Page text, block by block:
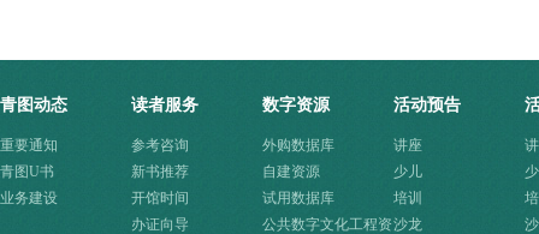
青图动态
重要通知
青图U书
业务建设
读者服务
参考咨询
新书推荐
开馆时间
办证向导
数字资源
外购数据库
自建资源
试用数据库
公共数字文化工程资
活动预告
讲座
少儿
培训
沙龙